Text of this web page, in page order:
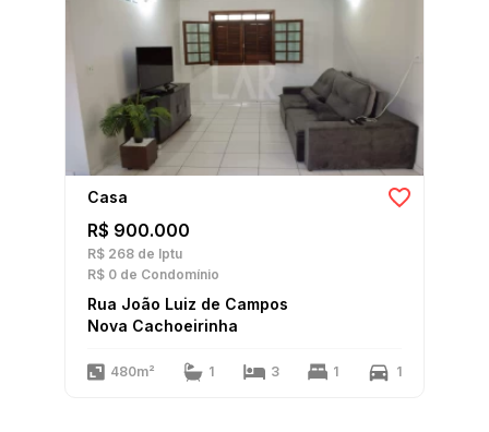
Casa
R$ 900.000
R$ 268 de Iptu
R$ 0 de Condomínio
Rua João Luiz de Campos
Nova Cachoeirinha
480m² 1 3 1 1